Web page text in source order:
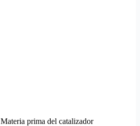
Materia prima del catalizador